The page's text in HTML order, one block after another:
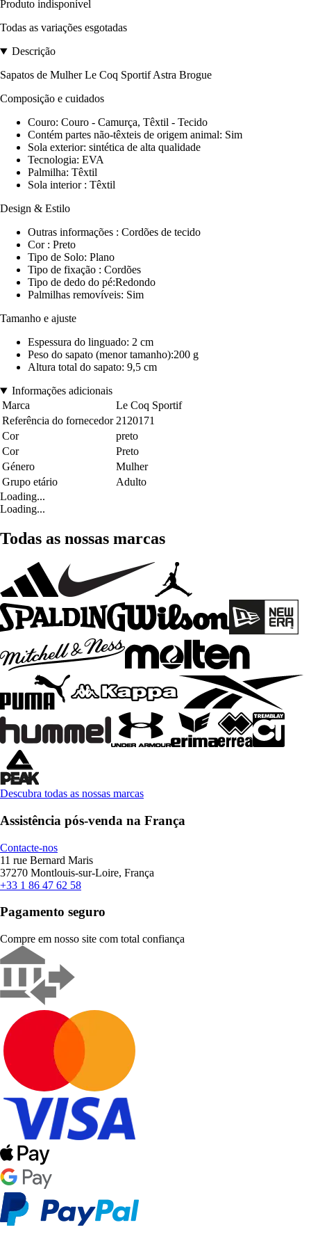
Produto indisponível
Todas as variações esgotadas
Descrição
Sapatos de Mulher Le Coq Sportif Astra Brogue
Composição e cuidados
Couro: Couro - Camurça, Têxtil - Tecido
Contém partes não-têxteis de origem animal: Sim
Sola exterior: sintética de alta qualidade
Tecnologia: EVA
Palmilha: Têxtil
Sola interior : Têxtil
Design & Estilo
Outras informações : Cordões de tecido
Cor : Preto
Tipo de Solo: Plano
Tipo de fixação : Cordões
Tipo de dedo do pé:Redondo
Palmilhas removíveis: Sim
Tamanho e ajuste
Espessura do linguado: 2 cm
Peso do sapato (menor tamanho):200 g
Altura total do sapato: 9,5 cm
Informações adicionais
Marca
Le Coq Sportif
Referência do fornecedor 2120171
Cor
preto
Cor
Preto
Género
Mulher
Grupo etário
Adulto
Loading...
Loading...
Todas as nossas marcas
Descubra todas as nossas marcas
Assistência pós-venda na França
Contacte-nos
11 rue Bernard Maris
37270 Montlouis-sur-Loire, França
+33 1 86 47 62 58
Pagamento seguro
Compre em nosso site com total confiança